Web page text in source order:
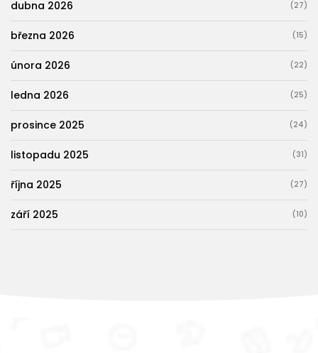
dubna 2026 (27)
března 2026 (15)
února 2026 (22)
ledna 2026 (25)
prosince 2025 (24)
listopadu 2025 (31)
října 2025 (27)
září 2025 (10)